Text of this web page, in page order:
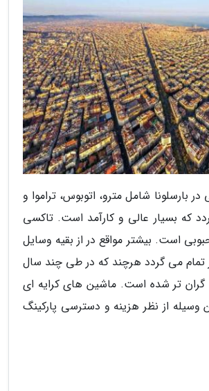
بارسلونا شامل مترو، اتوبوس، تراموا و
که بسیار عالی و کارآمد است. تاکسی
است. بیشتر مواقع در از بقیه وسایل
تمام می گردد هرچند که در طی چند سال
گران تر شده است. ماشین های کرایه ای
وسیله از نظر هزینه و دسترسی پارکینگ